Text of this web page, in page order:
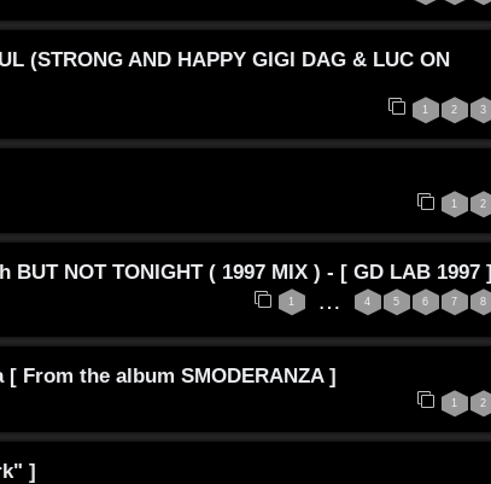
(STRONG AND HAPPY GIGI DAG & LUC ON
1 2 3
1 2
NOT TONIGHT ( 1997 MIX ) - [ GD LAB 1997 ]
1 … 4 5 6 7 8
From the album SMODERANZA ]
1 2
]